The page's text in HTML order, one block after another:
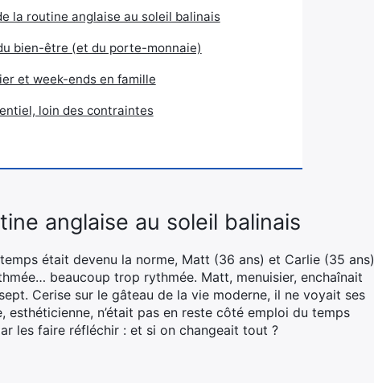
la routine anglaise au soleil balinais
bien-être (et du porte-monnaie)
et week-ends en famille
loin des contraintes
anglaise au soleil balinais
était devenu la norme, Matt (36 ans) et Carlie (35 ans)
beaucoup trop rythmée. Matt, menuisier, enchaînait
Cerise sur le gâteau de la vie moderne, il ne voyait ses
esthéticienne, n’était pas en reste côté emploi du temps
les faire réfléchir : et si on changeait tout ?